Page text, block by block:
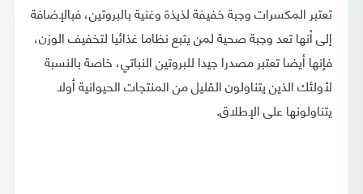
تعتبر المكسرات وجبة خفيفة لذيذة وغنية بالبروتين، فبالإضافة
إلى أنها تعد وجبة صحية لمن يتبع نظاما غذائيا لتخفيف الوزن،
فإنها أيضا تعتبر مصدرا جيدا للبروتين النباتي، خاصة بالنسبة
لأولئك الذين يتناولون القليل من المنتجات الحيوانية أولا
يتناولونها على الإطلاق.